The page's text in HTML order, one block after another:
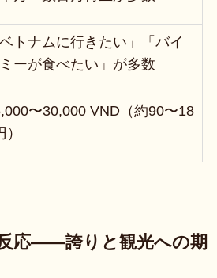
ベトナムに行きたい」「バイ
ーが食べたい」が多数
〜30,000 VND（約90〜18
応――誇りと観光への期